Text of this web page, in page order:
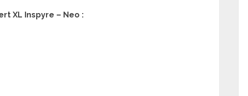
XL Inspyre – Neo :